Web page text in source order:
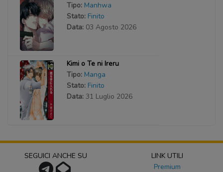
Tipo: Manhwa
Stato: Finito
Data: 03 Agosto 2026
Kimi o Te ni Ireru
Tipo: Manga
Stato: Finito
Data: 31 Luglio 2026
SEGUICI ANCHE SU
LINK UTILI
Premium